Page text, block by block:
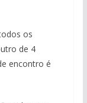
os
de 4
encontro é